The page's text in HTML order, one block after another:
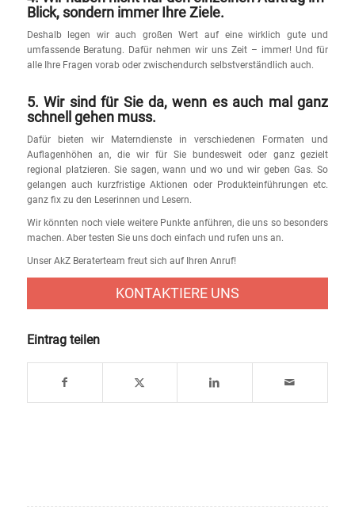
Blick, sondern immer Ihre Ziele.
Deshalb legen wir auch großen Wert auf eine wirklich gute und
umfassende Beratung. Dafür nehmen wir uns Zeit – immer! Und für
alle Ihre Fragen vorab oder zwischendurch selbstverständlich auch.
5. Wir sind für Sie da, wenn es auch mal ganz
schnell gehen muss.
Dafür bieten wir Materndienste in verschiedenen Formaten und
Auflagenhöhen an, die wir für Sie bundesweit oder ganz gezielt
regional platzieren. Sie sagen, wann und wo und wir geben Gas. So
gelangen auch kurzfristige Aktionen oder Produkteinführungen etc.
ganz fix zu den Leserinnen und Lesern.
Wir könnten noch viele weitere Punkte anführen, die uns so besonders
machen. Aber testen Sie uns doch einfach und rufen uns an.
Unser AkZ Beraterteam freut sich auf Ihren Anruf!
KONTAKTIERE UNS
Eintrag teilen